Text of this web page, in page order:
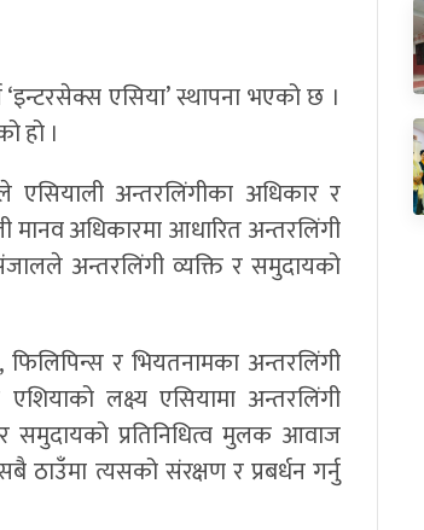
एसिया’ स्थापना भएको छ ।
हो ।
अन्तरलिंगीका अधिकार र
अधिकारमा आधारित अन्तरलिंगी
अन्तरलिंगी व्यक्ति र समुदायको
फिलिपिन्स र भियतनामका अन्तरलिंगी
लक्ष्य एसियामा अन्तरलिंगी
समुदायको प्रतिनिधित्व मुलक आवाज
ठाउँमा त्यसको संरक्षण र प्रबर्धन गर्नु